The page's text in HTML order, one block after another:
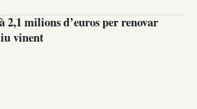
milions d’euros per renovar
vinent